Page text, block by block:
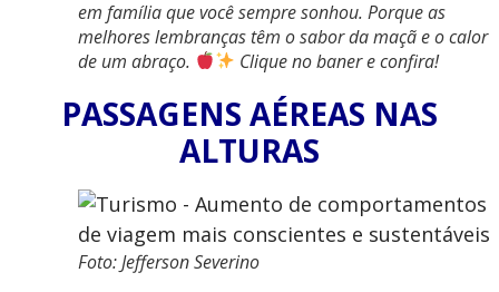
em família que você sempre sonhou. Porque as
melhores lembranças têm o sabor da maçã e o calor
de um abraço.
Clique no baner e confira!
PASSAGENS AÉREAS NAS
ALTURAS
Foto: Jefferson Severino